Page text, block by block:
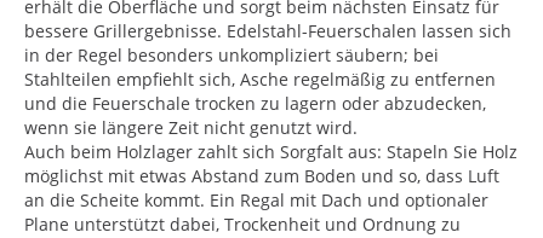
erhält die Oberfläche und sorgt beim nächsten Einsatz für
bessere Grillergebnisse. Edelstahl-Feuerschalen lassen sich
in der Regel besonders unkompliziert säubern; bei
Stahlteilen empfiehlt sich, Asche regelmäßig zu entfernen
und die Feuerschale trocken zu lagern oder abzudecken,
wenn sie längere Zeit nicht genutzt wird.
Auch beim Holzlager zahlt sich Sorgfalt aus: Stapeln Sie Holz
möglichst mit etwas Abstand zum Boden und so, dass Luft
an die Scheite kommt. Ein Regal mit Dach und optionaler
Plane unterstützt dabei, Trockenheit und Ordnung zu